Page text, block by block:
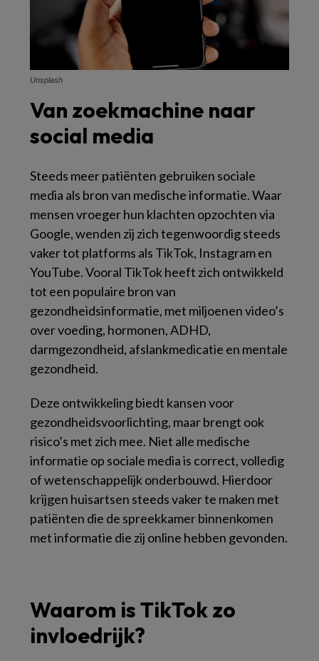
Unsplash
Van zoekmachine naar
social media
Steeds meer patiënten gebruiken sociale
media als bron van medische informatie. Waar
mensen vroeger hun klachten opzochten via
Google, wenden zij zich tegenwoordig steeds
vaker tot platforms als TikTok, Instagram en
YouTube. Vooral TikTok heeft zich ontwikkeld
tot een populaire bron van
gezondheidsinformatie, met miljoenen video’s
over voeding, hormonen, ADHD,
darmgezondheid, afslankmedicatie en mentale
gezondheid.
Deze ontwikkeling biedt kansen voor
gezondheidsvoorlichting, maar brengt ook
risico’s met zich mee. Niet alle medische
informatie op sociale media is correct, volledig
of wetenschappelijk onderbouwd. Hierdoor
krijgen huisartsen steeds vaker te maken met
patiënten die de spreekkamer binnenkomen
met informatie die zij online hebben gevonden.
Waarom is TikTok zo
invloedrijk?